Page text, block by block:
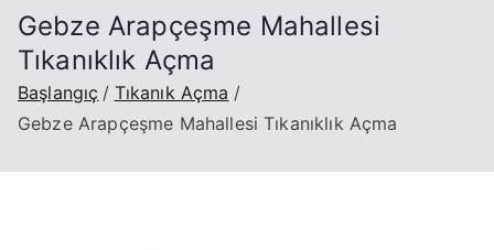
Gebze Arapçeşme Mahallesi
Tıkanıklık Açma
Başlangıç
Tıkanık Açma
Gebze Arapçeşme Mahallesi Tıkanıklık Açma